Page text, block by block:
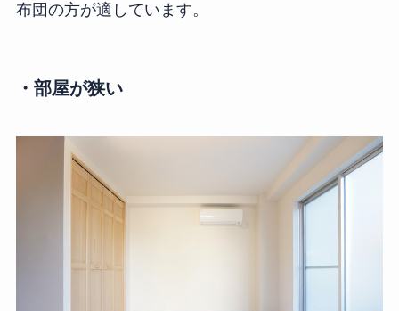
布団の方が適しています。
・部屋が狭い